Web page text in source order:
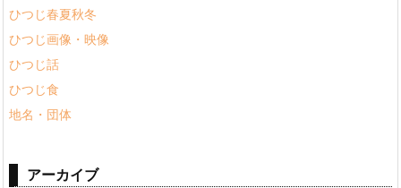
ひつじ春夏秋冬
ひつじ画像・映像
ひつじ話
ひつじ食
地名・団体
アーカイブ